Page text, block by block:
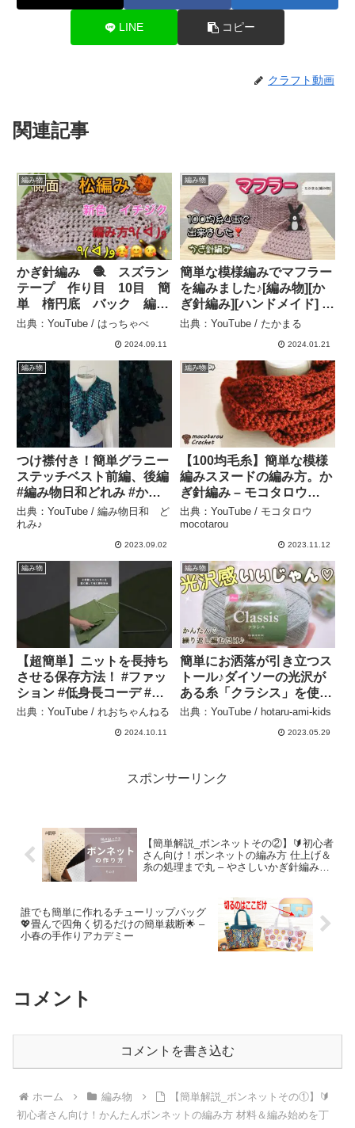
LINE コピー
クラフト動画
関連記事
編み物
かぎ針編み 🧶 スズラン
テープ 作り目 10目 簡
単 楕円底 バック 編み
方 動画 側面 松編み
出典：YouTube / はっちゃべ
2024.09.11
編み物
簡単な模様編みでマフラー
を編みました♪[編み物][か
ぎ針編み][ハンドメイド] –
たかまる[編み物]
出典：YouTube / たかまる
2024.01.21
編み物
つけ襟付き！簡単グラニー
ステッチベスト前編、後編
#編み物日和どれみ #かぎ
針編み #手編み #編み物 #
ダイソー毛糸 #手編みベス
ト – 編み物日和 どれみ♪
出典：YouTube / 編み物日和 ど
れみ♪
2023.09.02
編み物
【100均毛糸】簡単な模様
編みスヌードの編み方。か
ぎ針編み – モコタロウ
mocotarou
出典：YouTube / モコタロウ
mocotarou
2023.11.12
編み物
【超簡単】ニットを長持ち
させる保存方法！ #ファッ
ション #低身長コーデ #低
身長ファッション #プチプ
出典：YouTube / れおちゃんねる
2024.10.11
編み物
簡単にお洒落が引き立つス
トール♪ダイソーの光沢が
ある糸「クラシス」を使い
ました かぎ針編み –
出典：YouTube / hotaru-ami-kids
2023.05.29
スポンサーリンク
【簡単解説_ボンネットその②】🔰初心者
さん向け！ボンネットの編み方 仕上げ＆
糸の処理まで丸 – やさしいかぎ針編みレ
誰でも簡単に作れるチューリップバッグ
💖畳んで四角く切るだけの簡単裁断🌟 –
小春の手作りアカデミー
コメント
コメントを書き込む
ホーム 編み物
【簡単解説_ボンネットその①】🔰
初心者さん向け！かんたんボンネットの編み方 材料＆編み始めを丁